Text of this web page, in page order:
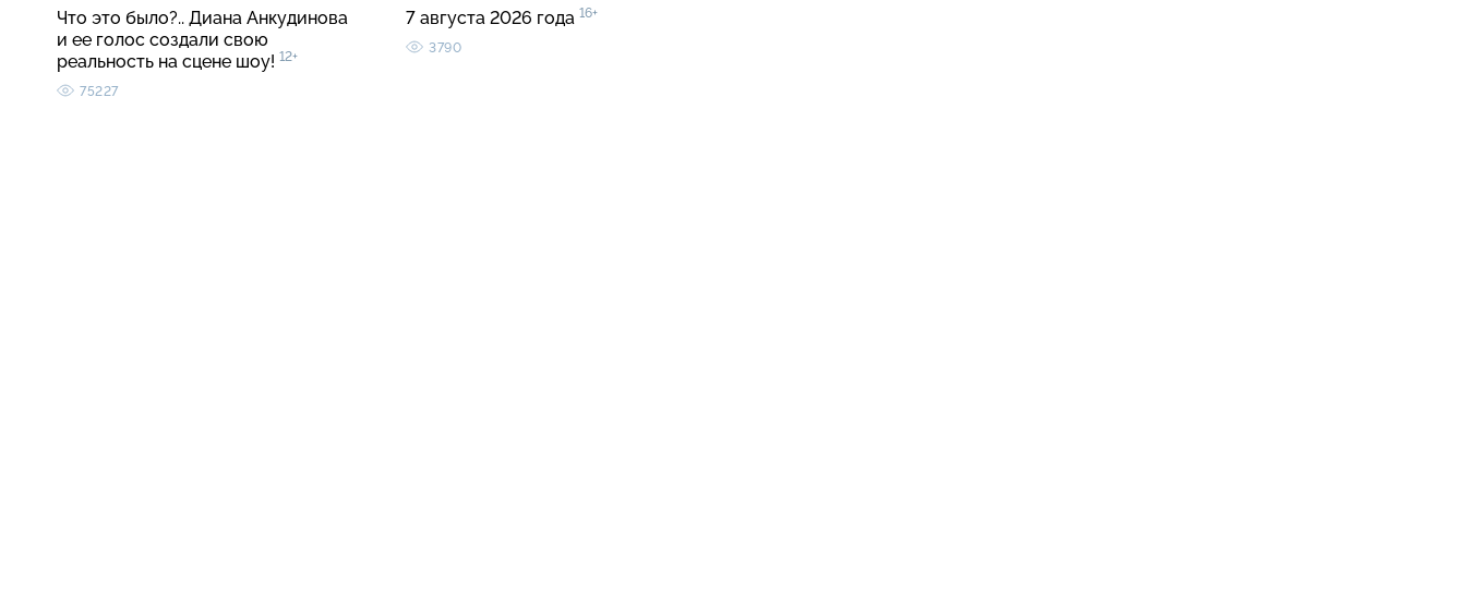
Что это было?.. Диана Анкудинова
и ее голос создали свою
реальность на сцене шоу! 12+
75227
7 августа 2026 года 16+
3790